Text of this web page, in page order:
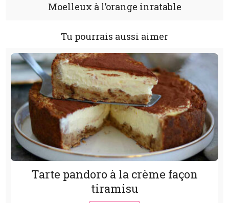
Moelleux à l’orange inratable
Tu pourrais aussi aimer
Tarte pandoro à la crème façon
tiramisu